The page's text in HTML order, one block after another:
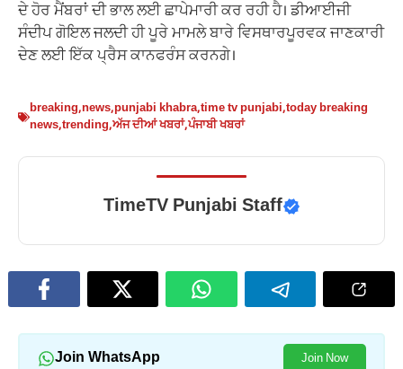
ਦੇ ਹੋਰ ਮੈਂਬਰਾਂ ਦੀ ਭਾਲ ਲਈ ਛਾਪੇਮਾਰੀ ਕਰ ਰਹੀ ਹੈ। ਡੀਆਈਜੀ
ਸੰਦੀਪ ਗੋਇਲ ਜਲਦੀ ਹੀ ਪੂਰੇ ਮਾਮਲੇ ਬਾਰੇ ਵਿਸਥਾਰਪੂਰਵਕ ਜਾਣਕਾਰੀ
ਦੇਣ ਲਈ ਇੱਕ ਪ੍ਰੈਸ ਕਾਨਫਰੰਸ ਕਰਨਗੇ।
breaking,news,punjabi khabra,time tv punjabi,today breaking
news,trending,ਅੱਜ ਦੀਆਂ ਖਬਰਾਂ,ਪੰਜਾਬੀ ਖਬਰਾਂ
TimeTV Punjabi Staff
Join WhatsApp Join Now